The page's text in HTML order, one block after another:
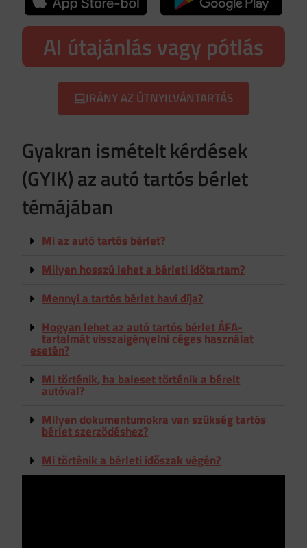
AI útajánlás vagy pótlás
IRÁNY AZ ÚTNYILVÁNTARTÁS
Gyakran ismételt kérdések
(GYIK) az autó tartós bérlet
témájában
Mi az autó tartós bérlet?
Milyen hosszú lehet a bérleti időtartam?
Mennyi a tartós bérlet havi díja?
Hogyan lehet az autó tartós bérlet ÁFA-
tartalmát visszaigényelni céges használat
esetén?
Mi történik, ha baleset történik a bérelt
autóval?
Milyen dokumentumokra van szükség tartós
bérlet szerződéshez?
Mi történik a bérleti időszak végén?